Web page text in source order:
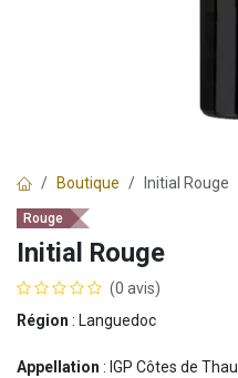
Boutique Initial Rouge
Rouge
Initial Rouge
(0 avis)
Région : Languedoc
Appellation : IGP Côtes de Thau